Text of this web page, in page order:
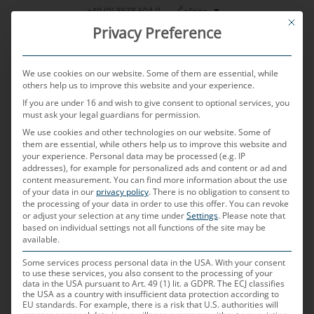
Přeskočit
+49 (0) 8638 604-0 Čeština
MENU
Kabely s konektory
pro připojení
senzorů v
automobilech
This
Privacy Preference
We use cookies on our website. Some of them are essential, while
others help us to improve this website and your experience.
If you are under 16 and wish to give consent to optional services, you
must ask your legal guardians for permission.
We use cookies and other technologies on our website. Some of
them are essential, while others help us to improve this website and
your experience. Personal data may be processed (e.g. IP
addresses), for example for personalized ads and content or ad and
content measurement.You can find more information about the use
of your data in our privacy policy.There is no obligation to consent to
the processing of your data in order to use this offer.You can revoke
or adjust your selection at any time underSettings. Please note that
based on individual settings not all functions of the site may be
available.
Some services process personal data in the USA. With your consent
to use these services, you also consent to the processing of your
data in the USA pursuant to Art. 49 (1) lit. a GDPR. The ECJ classifies
the USA as a country with insufficient data protection according to
EU standards. For example, there is a risk that U.S. authorities will